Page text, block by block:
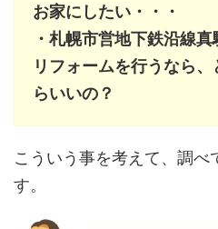
お家にしたい・・・
・札幌市営地下鉄沿線
リフォームを行うなら
らいいの？
こういう事を考えて、調べ
す。